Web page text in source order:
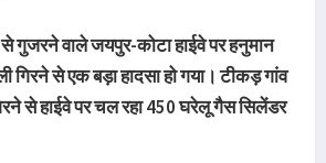
गुजरने वाले जयपुर-कोटा हाईवे पर हनुमान
से एक बड़ा हादसा हो गया। टीकड़ गांव
से हाईवे पर चल रहा 450 घरेलू गैस सिलेंडर